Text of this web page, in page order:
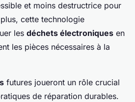
et moins destructrice pour
cette technologie
les déchets électroniques en
les pièces nécessaires à la
futures joueront un rôle crucial
de réparation durables.